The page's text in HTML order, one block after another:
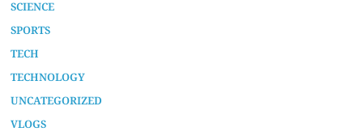
SCIENCE
SPORTS
TECH
TECHNOLOGY
UNCATEGORIZED
VLOGS